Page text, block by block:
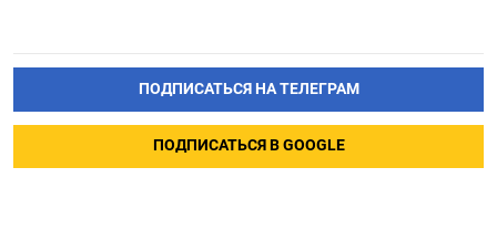
ПОДПИСАТЬСЯ НА ТЕЛЕГРАМ
ПОДПИСАТЬСЯ В GOOGLE